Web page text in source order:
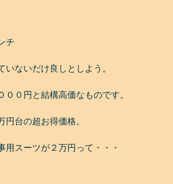
チ
ないだけ良しとしよう。
０円と結構高価なものです。
台の超お得価格。
スーツが２万円って・・・